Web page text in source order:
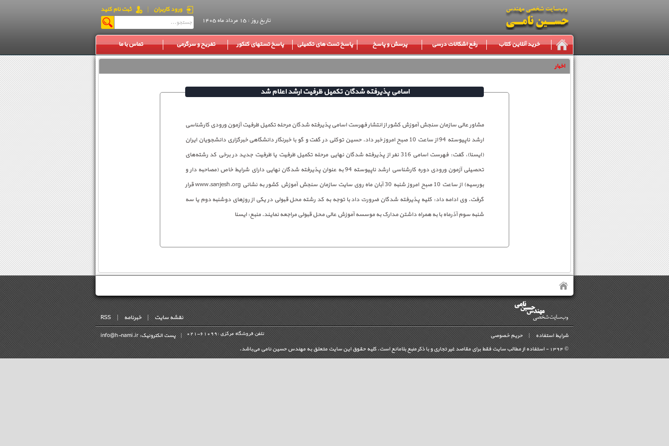
ورود کاربران | ثبت نام کنید
تاریخ روز : 15 مرداد ماه 1405
خرید آنلاین کتاب رفع اشکالات درسی پرسش و پاسخ پاسخ تست های تکمیلی پاسخ تستهای کنکور تفریح و سرگرمی تماس با ما
اخبار
اسامی پذیرفته شدگان تکمیل ظرفیت ارشد اعلام شد
مشاور عالی سازمان سنجش آموزش کشور از انتشار فهرست اسامی پذیرفته شدگان مرحله تکمیل ظرفیت آزمون ورودی کارشناسی
ارشد ناپیوسته 94 از ساعت 10 صبح امروز خبر داد. حسین توکلی در گفت و گو با خبرنگار دانشگاهی خبرگزاری دانشجویان ایران
(ایسنا)، گفت: فهرست اسامی 316 نفر از پذیرفته شدگان نهایی مرحله تکمیل ظرفیت یا ظرفیت جدید در برخی کد رشته‌های
تحصیلی آزمون ورودی دوره کارشناسی ارشد ناپیوسته 94 به عنوان پذیرفته شدگان نهایی دارای شرایط خاص (مصاحبه دار و
بورسیه) از ساعت 10 صبح امروز شنبه 30 آبان ماه روی سایت سازمان سنجش آموزش کشور به نشانی www.sanjesh.org قرار
گرفت. وی ادامه داد:‌ کلیه پذیرفته شدگان ضرورت داد با توجه به کد رشته محل قبولی در یکی از روزهای دوشنبه دوم یا سه
شنبه سوم آذرماه با به همراه داشتن مدارک به موسسه آموزش عالی محل قبولی مراجعه نمایند. منبع: ایسنا
نقشه سایت | خبرنامه |
RSS
شرایط استفاده | حریم خصوصی پست الکترونیک: info@h-nami.ir | 021-61099 تلفن فروشگاه مرکزی :
©
1394- استفاده از مطالب سايت فقط برای مقاصد غیر تجاری و با ذکر منبع بلامانع است. کليه حقوق اين سايت متعلق به مهندس حسین نامی می‌باشد.